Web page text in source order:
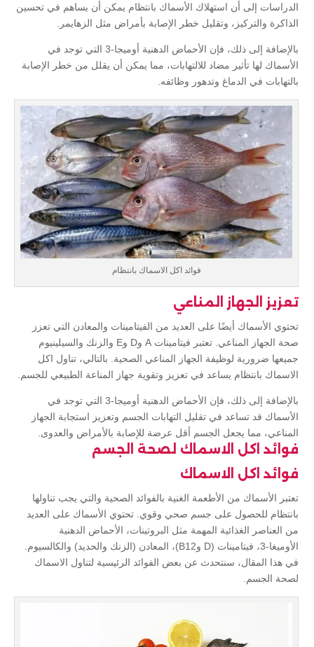
الدراسات إلى أن استهلاك الأسماك بانتظام يمكن أن يساهم في تحسين
الذاكرة والتركيز، وتقليل خطر الإصابة بأمراض مثل الزهايمر.
بالإضافة إلى ذلك، فإن الأحماض الدهنية أوميجا-3 التي توجد في
الأسماك لها تأثير مضاد للالتهابات، مما يمكن أن يقلل من خطر الإصابة
بالتهابات في الدماغ وتدهور وظائفه.
فوائد اكل الاسماك بانتظام
تعزيز الجهاز المناعي
تحتوي الأسماك أيضًا على العديد من الفيتامينات والمعادن التي تعزز
صحة الجهاز المناعي. تعتبر فيتامينات A وD وE والزنك والسيلينيوم
جميعها ضرورية لوظيفة الجهاز المناعي الصحية. بالتالي، تناول اكل
الاسماك بانتظام يساعد في تعزيز وتقوية جهاز المناعة الطبيعي للجسم.
بالإضافة إلى ذلك، فإن الأحماض الدهنية أوميجا-3 التي توجد في
الأسماك قد تساعد في تقليل التهابات الجسم وتعزيز استجابة الجهاز
المناعي، مما يجعل الجسم أقل عرضة للإصابة بالأمراض والعدوى.
فوائد اكل الاسماك لصحة الجسم
فوائد اكل الاسماك
تعتبر الأسماك من الأطعمة الغنية بالفوائد الصحية والتي يجب تناولها
بانتظام للحصول على جسم صحي وقوي. تحتوي الأسماك على العديد
من العناصر الغذائية المهمة مثل البروتينات، الأحماض الدهنية
الأوميغا-3، فيتامينات (D وB12)، المعادن (الزنك والحديد) والكالسيوم.
في هذا المقال، سنتحدث عن بعض الفوائد الرئيسية لتناول الاسماك
لصحة الجسم.